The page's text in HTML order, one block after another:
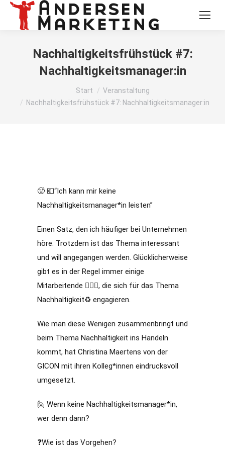
Nachhaltigkeitsfrühstück #7:
Nachhaltigkeitsmanager:in
Sie befinden sich hier:Start
Veranstaltung
Nachhaltigkeitsfrühstück #7: Nachhaltigkeitsmanager:in
🥵 💶“Ich kann mir keine
Nachhaltigkeitsmanager*in leisten”
Einen Satz, den ich häufiger bei Unternehmen
höre. Trotzdem ist das Thema interessant
und will angegangen werden. Glücklicherweise
gibt es in der Regel immer einige
Mitarbeitende 🙋🏻‍♀️, die sich für das Thema
Nachhaltigkeit♻️ engagieren.
Wie man diese Wenigen zusammenbringt und
beim Thema Nachhaltigkeit ins Handeln
kommt, hat Christina Maertens von der
GICON mit ihren Kolleg*innen eindrucksvoll
umgesetzt.
🙋 Wenn keine Nachhaltigkeitsmanager*in,
wer denn dann?
❓Wie ist das Vorgehen?